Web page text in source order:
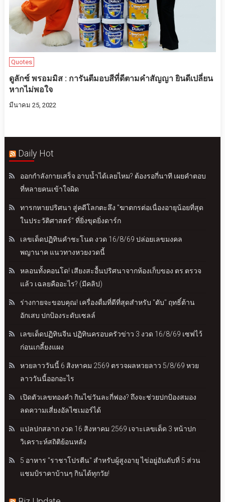
Quotes
ดูลักซ์ พรอมมิส : การันตีมอบสีที่ดีตามคำสัญญา ยินดีเปลี่ยน
หากไม่พอใจ
มีนาคม 25, 2022
Daily Hot
ออกกำลังกายเสร็จ อาบน้ำได้เลยไหม? ต้องรอกี่นาที เผยคำตอบ
ที่หลายคนเข้าใจผิด
ทารกหายปริศนา สู่คดีโลกตะลึง "ฆาตกรต่อเนื่องอายุน้อยที่สุด
ในประวัติศาสตร์" ที่ยิ่งขุดยิ่งดาร์ก
เลขเด็ดปฏิทินคำชะโนด งวด 16/8/69 ปล่อยเลขมงคล
พญานาค แนวทางหวยงวดนี้
หลอนทั้งคอนโด! เสียงสะอื้นปริศนาจากห้องเก็บของ ตร.ตรวจ
แล้ว เฉลยคืออะไร? (มีคลิป)
ร่างกายจะขอบคุณ! เครื่องดื่มที่ดีที่สุดสำหรับ "ตับ" ฤทธิ์ต้าน
อักเสบ ปกป้องระดับเซลล์
เลขเด็ดปฏิทินจีน ปฏิทินครอบครัวข่าว 3 งวด 16/8/69 เซฟไว้
ก่อนเกลี้ยงแผง
หวยลาววันนี้ 6 สิงหาคม 2569 ตรวจผลหวยลาว 5/8/69 หวย
ลาววันนี้ออกอะไร
เปิดตัวเลขทองคำ กินไข่วันละกี่ฟอง? ถึงจะช่วยปกป้องสมอง
ลดความเสี่ยงอัลไซเมอร์ได้
แปลปกสลาก งวด 16 สิงหาคม 2569 เจาะเลขเด็ด 3 หน้าปก
วิเคราะห์สถิติย้อนหลัง
5 อาหาร "ราชาโปรตีน" สำหรับผู้สูงอายุ ไข่อยู่อันดับที่ 5 ส่วน
แชมป์ราคาบ้านๆ กินได้ทุกวัย!